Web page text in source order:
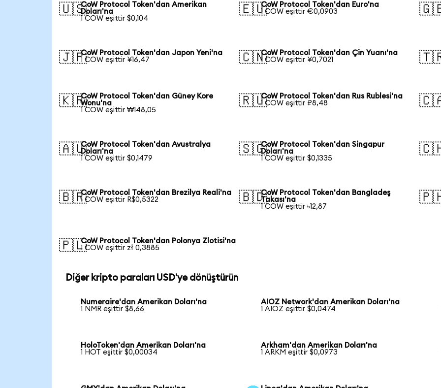
🇺🇸CoW Protocol Token'dan Amerikan
Doları'na
1 COW eşittir $0,104
🇪🇺CoW Protocol Token'dan Euro'na
1 COW eşittir €0,0903
🇯🇵CoW Protocol Token'dan Japon Yeni'na
1 COW eşittir ¥16,47
🇨🇳CoW Protocol Token'dan Çin Yuanı'na
1 COW eşittir ¥0,7021
🇰🇷CoW Protocol Token'dan Güney Kore
Wonu'na
1 COW eşittir ₩148,05
🇷🇺CoW Protocol Token'dan Rus Rublesi'na
1 COW eşittir ₽8,48
🇦🇺CoW Protocol Token'dan Avustralya
Doları'na
1 COW eşittir $0,1479
🇸🇬CoW Protocol Token'dan Singapur
Doları'na
1 COW eşittir $0,1335
🇧🇷CoW Protocol Token'dan Brezilya Reali'na
1 COW eşittir R$0,5322
🇧🇩CoW Protocol Token'dan Bangladeş
Takası'na
1 COW eşittir ৳12,87
🇵🇱CoW Protocol Token'dan Polonya Zlotisi'na
1 COW eşittir zł 0,3885
Diğer kripto paraları USD'ye dönüştürün
Numeraire'dan Amerikan Doları'na
1 NMR eşittir $8,66
AIOZ Network'dan Amerikan Doları'na
1 AIOZ eşittir $0,0474
HoloToken'dan Amerikan Doları'na
1 HOT eşittir $0,00034
Arkham'dan Amerikan Doları'na
1 ARKM eşittir $0,0973